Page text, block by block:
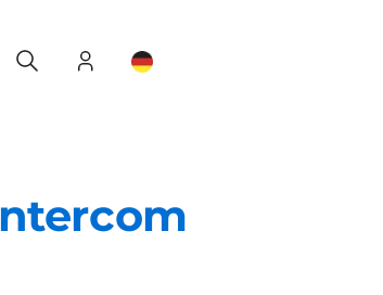
Login
Search Change your location